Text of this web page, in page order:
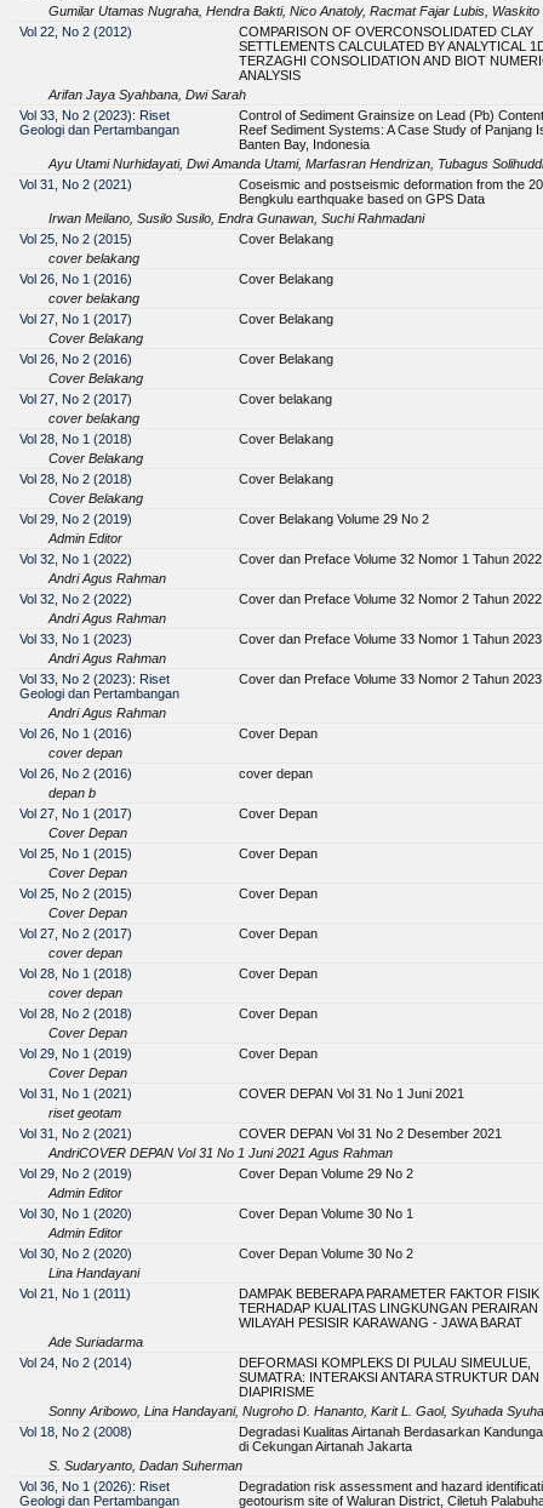
Gumilar Utamas Nugraha, Hendra Bakti, Nico Anatoly, Racmat Fajar Lubis, Waskito
Vol 22, No 2 (2012)
COMPARISON OF OVERCONSOLIDATED CLAY
SETTLEMENTS CALCULATED BY ANALYTICAL
TERZAGHI CONSOLIDATION AND BIOT
ANALYSIS
Arifan Jaya Syahbana, Dwi Sarah
Vol 33, No 2 (2023): Riset
Geologi dan Pertambangan
Control of Sediment Grainsize on Lead (Pb)
Reef Sediment Systems: A Case Study of Panjang
Banten Bay, Indonesia
Ayu Utami Nurhidayati, Dwi Amanda Utami, Marfasran Hendrizan, Tubagus
Vol 31, No 2 (2021)
Coseismic and postseismic deformation from the
Bengkulu earthquake based on GPS Data
Irwan Meilano, Susilo Susilo, Endra Gunawan, Suchi Rahmadani
Vol 25, No 2 (2015)
Cover Belakang
cover belakang
Vol 26, No 1 (2016)
Cover Belakang
cover belakang
Vol 27, No 1 (2017)
Cover Belakang
Cover Belakang
Vol 26, No 2 (2016)
Cover Belakang
Cover Belakang
Vol 27, No 2 (2017)
Cover belakang
cover belakang
Vol 28, No 1 (2018)
Cover Belakang
Cover Belakang
Vol 28, No 2 (2018)
Cover Belakang
Cover Belakang
Vol 29, No 2 (2019)
Cover Belakang Volume 29 No 2
Admin Editor
Vol 32, No 1 (2022)
Cover dan Preface Volume 32 Nomor 1 Tahun 2022
Andri Agus Rahman
Vol 32, No 2 (2022)
Cover dan Preface Volume 32 Nomor 2 Tahun 2022
Andri Agus Rahman
Vol 33, No 1 (2023)
Cover dan Preface Volume 33 Nomor 1 Tahun 2023
Andri Agus Rahman
Vol 33, No 2 (2023): Riset
Geologi dan Pertambangan
Cover dan Preface Volume 33 Nomor 2 Tahun 2023
Andri Agus Rahman
Vol 26, No 1 (2016)
Cover Depan
cover depan
Vol 26, No 2 (2016)
cover depan
depan b
Vol 27, No 1 (2017)
Cover Depan
Cover Depan
Vol 25, No 1 (2015)
Cover Depan
Cover Depan
Vol 25, No 2 (2015)
Cover Depan
Cover Depan
Vol 27, No 2 (2017)
Cover Depan
cover depan
Vol 28, No 1 (2018)
Cover Depan
cover depan
Vol 28, No 2 (2018)
Cover Depan
Cover Depan
Vol 29, No 1 (2019)
Cover Depan
Cover Depan
Vol 31, No 1 (2021)
COVER DEPAN Vol 31 No 1 Juni 2021
riset geotam
Vol 31, No 2 (2021)
COVER DEPAN Vol 31 No 2 Desember 2021
AndriCOVER DEPAN Vol 31 No 1 Juni 2021 Agus Rahman
Vol 29, No 2 (2019)
Cover Depan Volume 29 No 2
Admin Editor
Vol 30, No 1 (2020)
Cover Depan Volume 30 No 1
Admin Editor
Vol 30, No 2 (2020)
Cover Depan Volume 30 No 2
Lina Handayani
Vol 21, No 1 (2011)
DAMPAK BEBERAPA PARAMETER FAKTOR FISIK
TERHADAP KUALITAS LINGKUNGAN PERAIRAN
WILAYAH PESISIR KARAWANG - JAWA BARAT
Ade Suriadarma
Vol 24, No 2 (2014)
DEFORMASI KOMPLEKS DI PULAU SIMEULUE,
SUMATRA: INTERAKSI ANTARA STRUKTUR DAN
DIAPIRISME
Sonny Aribowo, Lina Handayani, Nugroho D. Hananto, Karit L. Gaol, Syuhada
Vol 18, No 2 (2008)
Degradasi Kualitas Airtanah Berdasarkan
di Cekungan Airtanah Jakarta
S. Sudaryanto, Dadan Suherman
Vol 36, No 1 (2026): Riset
Geologi dan Pertambangan
Degradation risk assessment and hazard
geotourism site of Waluran District, Ciletuh